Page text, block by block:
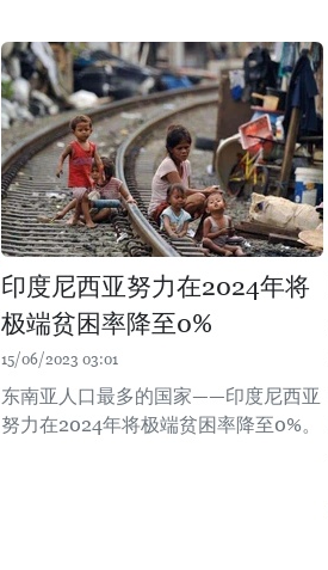
印度尼西亚努力在2024年将
极端贫困率降至0%
15/06/2023 03:01
东南亚人口最多的国家——印度尼西亚
努力在2024年将极端贫困率降至0%。